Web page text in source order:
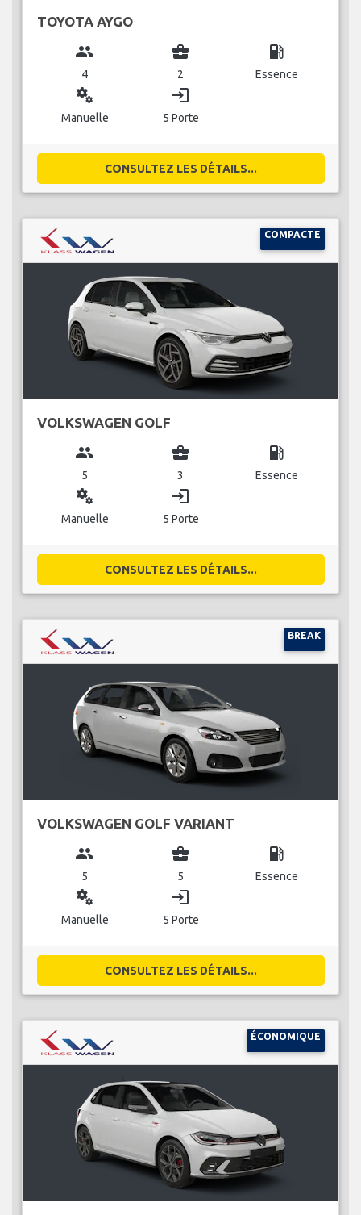
TOYOTA AYGO
group
4
business_center
2
local_gas_station
Essence
miscellaneous_services
Manuelle
login
5 Porte
CONSULTEZ LES DÉTAILS...
COMPACTE
VOLKSWAGEN GOLF
group
5
business_center
3
local_gas_station
Essence
miscellaneous_services
Manuelle
login
5 Porte
CONSULTEZ LES DÉTAILS...
BREAK
VOLKSWAGEN GOLF VARIANT
group
5
business_center
5
local_gas_station
Essence
miscellaneous_services
Manuelle
login
5 Porte
CONSULTEZ LES DÉTAILS...
ÉCONOMIQUE